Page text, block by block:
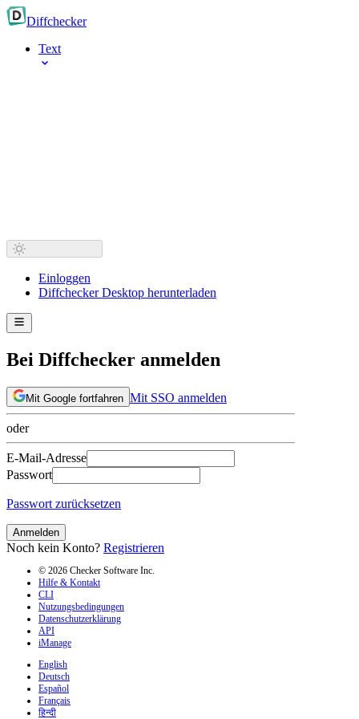
Diffchecker
Text
Einloggen
Diffchecker Desktop herunterladen
Bei Diffchecker anmelden
Mit Google fortfahren Mit SSO anmelden
oder
E-Mail-Adresse
Passwort
Passwort zurücksetzen
Anmelden
Noch kein Konto? Registrieren
© 2026 Checker Software Inc.
Hilfe & Kontakt
CLI
Nutzungsbedingungen
Datenschutzerklärung
API
iManage
English
Deutsch
Español
Français
हिन्दी